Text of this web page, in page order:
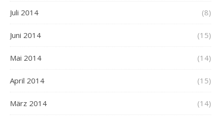
Juli 2014 (8)
Juni 2014 (15)
Mai 2014 (14)
April 2014 (15)
März 2014 (14)